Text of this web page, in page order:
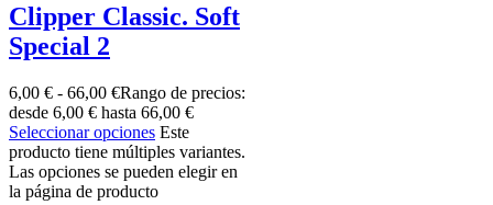
Clipper Classic. Soft
Special 2
6,00 € - 66,00 €Rango de precios:
desde 6,00 € hasta 66,00 €
Seleccionar opciones Este
producto tiene múltiples variantes.
Las opciones se pueden elegir en
la página de producto